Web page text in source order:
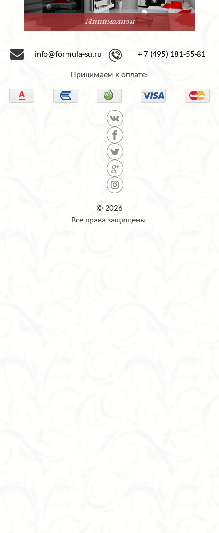
Минимализм
info@formula-su.ru + 7 (495) 181-55-81
Принимаем к оплате:
© 2026
Все права защищены.